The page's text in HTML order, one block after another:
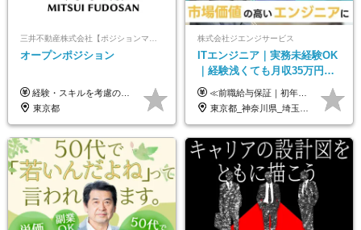
オープンポジション
経験・スキルを考慮の上、決定します。 ▼参考情報 ----------------------- ＜想定年収850万円～1,500万円（基礎給与・賞与2回含む）＞ 月給42万円～ ※時間外勤務手当・諸手当等別途 ※試用期間3ヶ月 ※残業手当有り
東京都
株式会社ジエンジサービス
ITエンジニア｜実務未経験OK
｜経験浅くても月収35万円～
｜チーム参画中心｜フルリモ
ート可｜自社サービスあり
≪前職給与保証｜初年度想定年収420万円～≫ 月給35万円以上＋決算賞与＋交通費 ※スキル・経験を考慮の上、優遇します ※上記月給には固定残業代月20時間分(4万5000円以上)を含みます。超過した場合は、その分追加支給します ※試用期間3～6ヵ月は固定残業代なし(雇用形態やその他待遇・福利厚生は同じです) ＝＝＝＝＝＝＝＝＝＝＝ ▼実力と成長にこだわった評価制度▼ 年2回の評価で昇給・昇格が決まります。 評価は、就業先のお客様からの評価をベースに、目標達成状況やプロジェクトでの役割・貢献度などを総合的に判断して決定します。 日々の働きぶりを実際に見ているお客様の声を反映することで、より公平で納得感のある評価を実現しています。 また、評価後は面談を通じてフィードバックを行い、今後の成長やキャリアについて一緒に考えていきます。 ▼成長につながる目標設定▼ 半期ごとに、具体的な行動ベースの目標を設定し、その達成度や取り組みのプロセスを評価に反映します。 目標は、お客様からのフィードバックや現場での課題をもとに設定するため、「今何を伸ばすべきか」が明確になります。 また、上司との面談を通じて振り返りと次の目標設定を行い、継続的なスキルアップと市場価値の向上を支援しています。
東京都_神奈川県_埼玉県_千葉県_大阪府_愛知県_北海道_青森県_岩手県_宮城県_秋田県_山形県_福島県_茨城県_栃木県_群馬県_新潟県_山梨県_長野県_富山県_石川県_福井県_静岡県_岐阜県_三重県_兵庫県_京都府_滋賀県_奈良県_和歌山県_広島県_岡山県_鳥取県_島根県_山口県_徳島県_香川県_愛媛県_高知県_福岡県_熊本県_佐賀県_長崎県_大分県_宮崎県_鹿児島県_沖縄県